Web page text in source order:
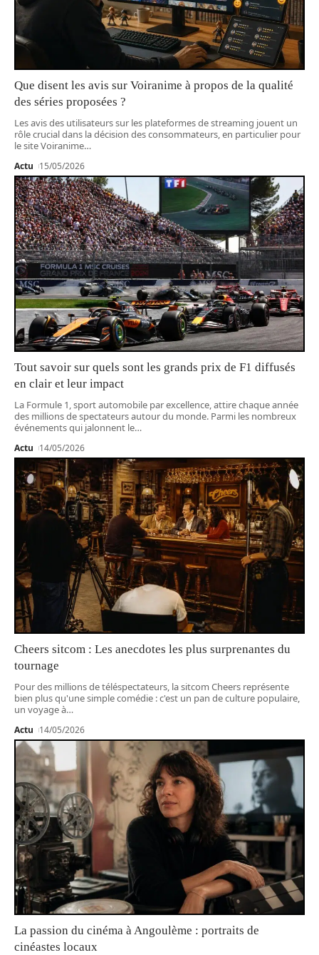
Que disent les avis sur Voiranime à propos de la qualité
des séries proposées ?
Les avis des utilisateurs sur les plateformes de streaming jouent un
rôle crucial dans la décision des consommateurs, en particulier pour
le site Voiranime…
Actu 15/05/2026
Tout savoir sur quels sont les grands prix de F1 diffusés
en clair et leur impact
La Formule 1, sport automobile par excellence, attire chaque année
des millions de spectateurs autour du monde. Parmi les nombreux
événements qui jalonnent le…
Actu 14/05/2026
Cheers sitcom : Les anecdotes les plus surprenantes du
tournage
Pour des millions de téléspectateurs, la sitcom Cheers représente
bien plus qu'une simple comédie : c'est un pan de culture populaire,
un voyage à…
Actu 14/05/2026
La passion du cinéma à Angoulème : portraits de
cinéastes locaux